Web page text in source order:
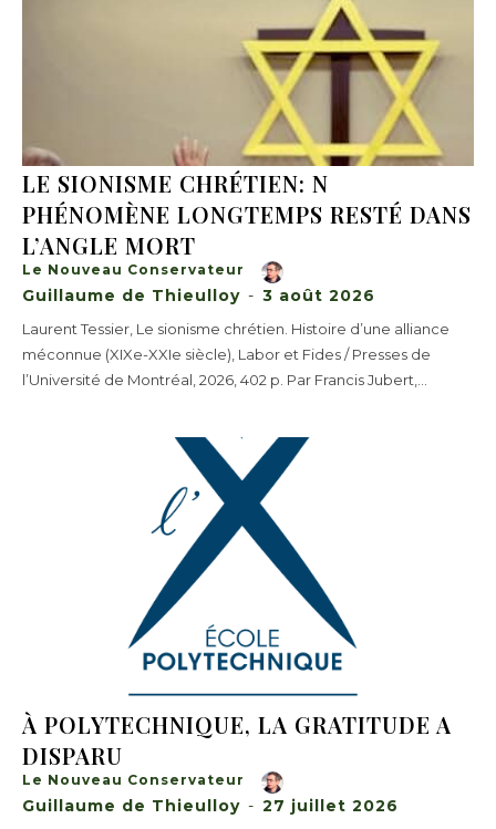
LE SIONISME CHRÉTIEN: N
PHÉNOMÈNE LONGTEMPS RESTÉ DANS
L’ANGLE MORT
Le Nouveau Conservateur
Guillaume de Thieulloy - 3 août 2026
Laurent Tessier, Le sionisme chrétien. Histoire d’une alliance
méconnue (XIXe-XXIe siècle), Labor et Fides / Presses de
l’Université de Montréal, 2026, 402 p. Par Francis Jubert,...
À POLYTECHNIQUE, LA GRATITUDE A
DISPARU
Le Nouveau Conservateur
Guillaume de Thieulloy - 27 juillet 2026